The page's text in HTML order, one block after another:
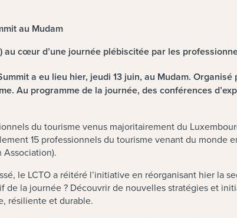
au Mudam
cœur d’une journée plébiscitée par les
a eu lieu hier, jeudi 13 juin, au Mudam.
Au programme de la journée, des conférences
du tourisme venus majoritairement du
15 professionnels du tourisme venant du monde
le LCTO a réitéré l’initiative en réorganisant hier
de la journée ? Découvrir de nouvelles stratégies et
résiliente et durable.